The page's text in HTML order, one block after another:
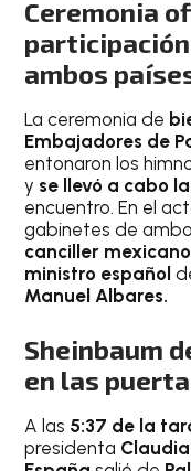
Ceremonia
ambos
La ceremonia de
Embajadores de
entonaron los
y se llevó a cabo
encuentro. En el
gabinetes de
canciller
ministro español
Manuel Albares.
Sheinbaum
en las
A las 5:37 de la
presidenta